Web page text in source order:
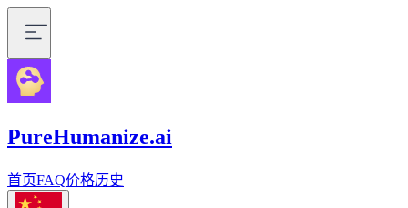
PureHumanize.ai
首页FAQ价格历史